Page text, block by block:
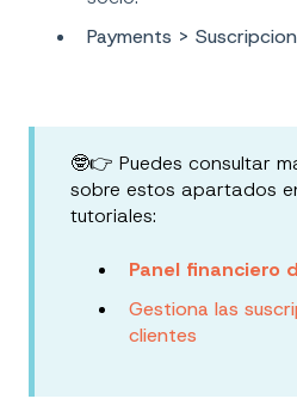
Payments >
🤓👉 Puedes consultar
sobre estos apartados
tutoriales:
Panel financiero
Gestiona las
clientes